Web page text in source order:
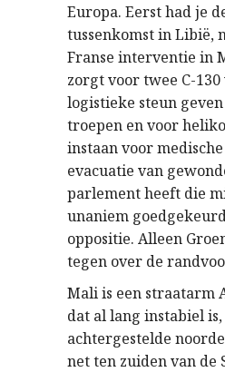
Europa. Eerst had je
tussenkomst in Libië,
Franse interventie in
zorgt voor twee C-
logistieke steun
troepen en voor
instaan voor
evacuatie van
parlement heeft die
unaniem
oppositie. Alleen
tegen over de
Mali is een straatarm
dat al lang instabiel
achtergestelde
net ten zuiden van de